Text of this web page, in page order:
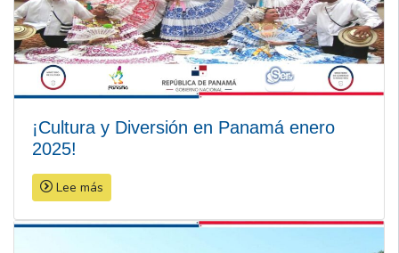
¡Cultura y Diversión en Panamá enero
2025!
Lee más